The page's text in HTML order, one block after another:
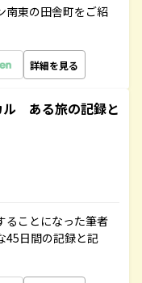
南東の田舎町をご紹
詳細を見る
ル ある旅の記録と
ることになった筆者
45日間の記録と記